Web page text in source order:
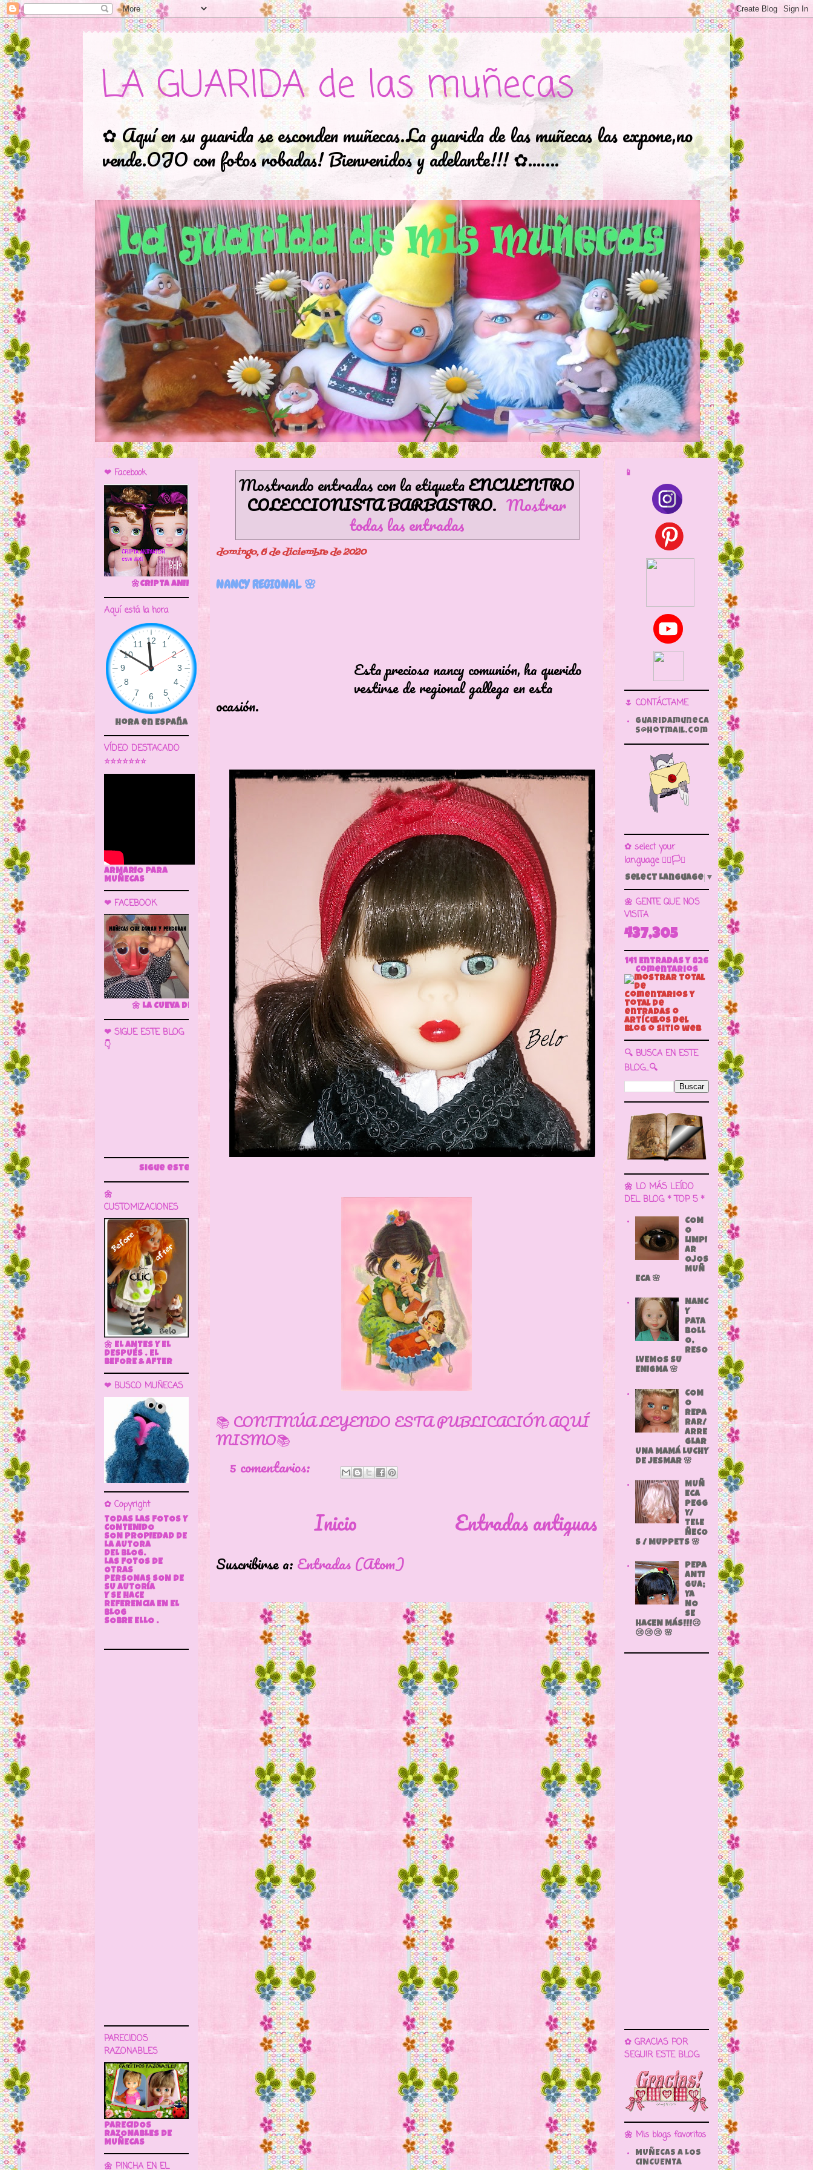
LA GUARIDA de las muñecas
✿ Aquí en su guarida se esconden muñecas.La guarida de las muñecas las expone,no
vende.OJO con fotos robadas! Bienvenidos y adelante!!! ✿...….
Mostrando entradas con la etiquetaENCUENTRO
COLECCIONISTA BARBASTRO. Mostrar
todas las entradas
domingo, 6 de diciembre de 2020
NANCY REGIONAL 🌸
Esta preciosa nancy comunión, ha querido
vestirse de regional gallega en esta
ocasión.
📚 CONTINÚA LEYENDO ESTA PUBLICACIÓN AQUÍ
MISMO📚
5 comentarios:
Entradas antiguas
Inicio
Suscribirse a: Entradas (Atom)
❤ Facebook
🌼CRIPTA ANIMATOR CAVE DOLL
Aquí está la hora
Hora en España
VÍDEO DESTACADO
⭐⭐⭐⭐⭐⭐⭐
ARMARIO PARA
MUÑECAS
❤ FACEBOOK
🌼 LA CUEVA DE LAS MUÑECAS
❤ SIGUE ESTE BLOG
👇
Sigue este blog para más información
🌼
CUSTOMIZACIONES
🌼 EL ANTES Y EL
DESPUÉS . EL
BEFORE & AFTER
❤ BUSCO MUÑECAS
✿ Copyright
TODAS LAS FOTOS Y
CONTENIDO
SON PROPIEDAD DE
LA AUTORA
DEL BLOG.
LAS FOTOS DE
OTRAS
PERSONAS SON DE
SU AUTORÍA
Y SE HACE
REFERENCIA EN EL
BLOG
SOBRE ELLO .
PARECIDOS
RAZONABLES
PARECIDOS
RAZONABLES DE
MUÑECAS
🌼 PINCHA EN EL
📱
🌷 CONTÁCTAME
guaridamuneca
s@hotmail.com
✿ select your
language 🏳️‍🌈🏳️🏁
Select Language ▼
🌼 GENTE QUE NOS
VISITA
437,305
141 Entradas y 826
Comentarios
🔍 BUSCA EN ESTE
BLOG...🔍
🌼 LO MÁS LEÍDO
DEL BLOG * TOP 5 *
COM
O
LIMPI
AR
OJOS
MUÑ
ECA 🌸
NANC
Y
PATA
BOLL
O,
RESO
LVEMOS SU
ENIGMA 🌸
COM
O
REPA
RAR/
ARRE
GLAR
UNA MAMÁ LUCHY
DE JESMAR 🌸
MUÑ
ECA
PEGG
Y/
TELE
ÑECO
S / MUPPETS 🌸
PEPA
ANTI
GUA;
YA
NO
SE
HACEN MÁS!!!😢
😢😢😢 🌸
✿ GRACIAS POR
SEGUIR ESTE BLOG
🌼 Mis blogs favoritos
MUÑECAS A LOS
CINCUENTA